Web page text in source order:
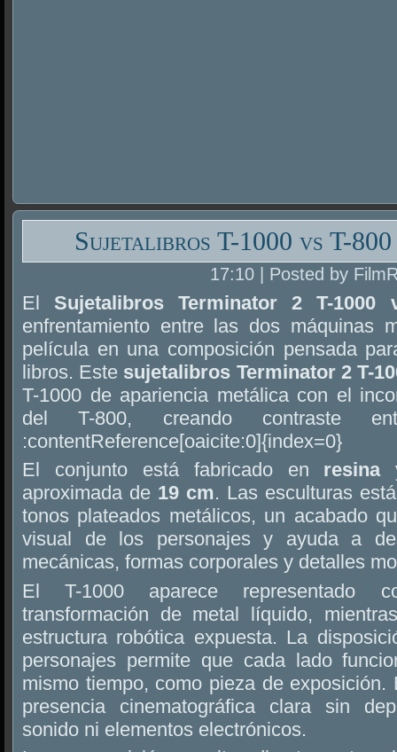
Sujetalibros T-1000 vs T-
17:10 | Posted by
El Sujetalibros Terminator 2 T-1000
enfrentamiento entre las dos máquinas
película en una composición pensada
libros. Este sujetalibros Terminator 2 T-
T-1000 de apariencia metálica con el
del T-800, creando contraste
:contentReference[oaicite:0]{index=0}
El conjunto está fabricado en resinay
aproximada de 19 cm. Las esculturas
tonos plateados metálicos, un acabado
visual de los personajes y ayuda a
mecánicas, formas corporales y detalles
El T-1000 aparece representado
transformación de metal líquido,
estructura robótica expuesta. La
personajes permite que cada lado
mismo tiempo, como pieza de exposición.
presencia cinematográfica clara sin
sonido ni elementos electrónicos.